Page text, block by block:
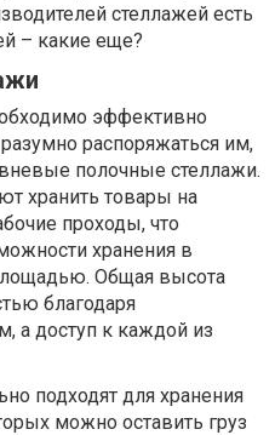
стеллажей есть
– какие еще?
эффективно
распоряжаться им,
полочные стеллажи.
хранить товары на
проходы, что
хранения в
Общая высота
благодаря
а доступ к каждой из
подходят для хранения
можно оставить груз